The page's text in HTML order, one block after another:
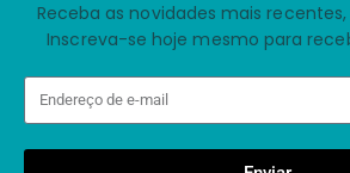
Receba as novidades mais
Inscreva-se hoje mesmo para